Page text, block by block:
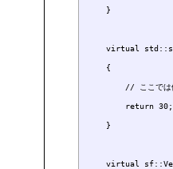
    }
virtual
    {
// ここでは
        return 30;
    }
virtual